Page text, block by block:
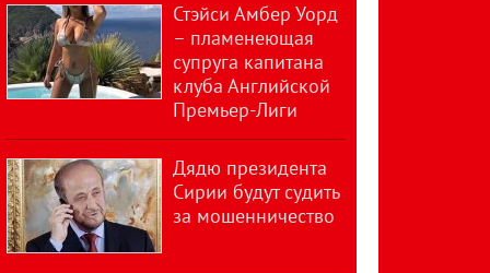
Стэйси Амбер Уорд
– пламенеющая
супруга капитана
клуба Английской
Премьер-Лиги
Дядю президента
Сирии будут судить
за мошенничество